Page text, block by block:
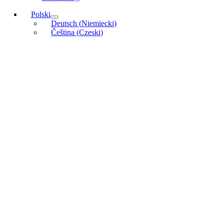
Polski
Deutsch (Niemiecki)
Čeština (Czeski)